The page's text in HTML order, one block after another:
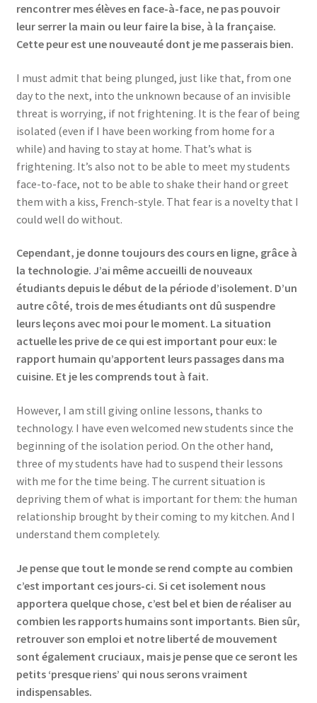
rencontrer mes élèves en face-à-face, ne pas pouvoir
leur serrer la main ou leur faire la bise, à la française.
Cette peur est une nouveauté dont je me passerais bien.
I must admit that being plunged, just like that, from one
day to the next, into the unknown because of an invisible
threat is worrying, if not frightening. It is the fear of being
isolated (even if I have been working from home for a
while) and having to stay at home. That’s what is
frightening. It’s also not to be able to meet my students
face-to-face, not to be able to shake their hand or greet
them with a kiss, French-style. That fear is a novelty that I
could well do without.
Cependant, je donne toujours des cours en ligne, grâce à
la technologie. J’ai même accueilli de nouveaux
étudiants depuis le début de la période d’isolement. D’un
autre côté, trois de mes étudiants ont dû suspendre
leurs leçons avec moi pour le moment. La situation
actuelle les prive de ce qui est important pour eux: le
rapport humain qu’apportent leurs passages dans ma
cuisine. Et je les comprends tout à fait.
However, I am still giving online lessons, thanks to
technology. I have even welcomed new students since the
beginning of the isolation period. On the other hand,
three of my students have had to suspend their lessons
with me for the time being. The current situation is
depriving them of what is important for them: the human
relationship brought by their coming to my kitchen. And I
understand them completely.
Je pense que tout le monde se rend compte au combien
c’est important ces jours-ci. Si cet isolement nous
apportera quelque chose, c’est bel et bien de réaliser au
combien les rapports humains sont importants. Bien sûr,
retrouver son emploi et notre liberté de mouvement
sont également cruciaux, mais je pense que ce seront les
petits ‘presque riens’ qui nous serons vraiment
indispensables.